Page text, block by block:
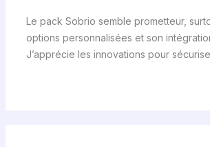
Le pack Sobrio semble prometteur,
options personnalisées et son
J’apprécie les innovations pour